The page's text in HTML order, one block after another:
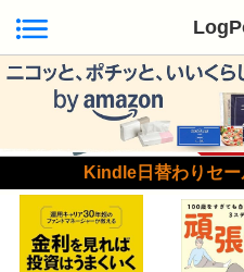
Kindle日替わりセ